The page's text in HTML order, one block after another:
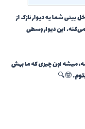
بینی شما یه دیوار نازک از
این دیوار وسطی
میشه اون چیزی که ما بهش
. 🤓🔍